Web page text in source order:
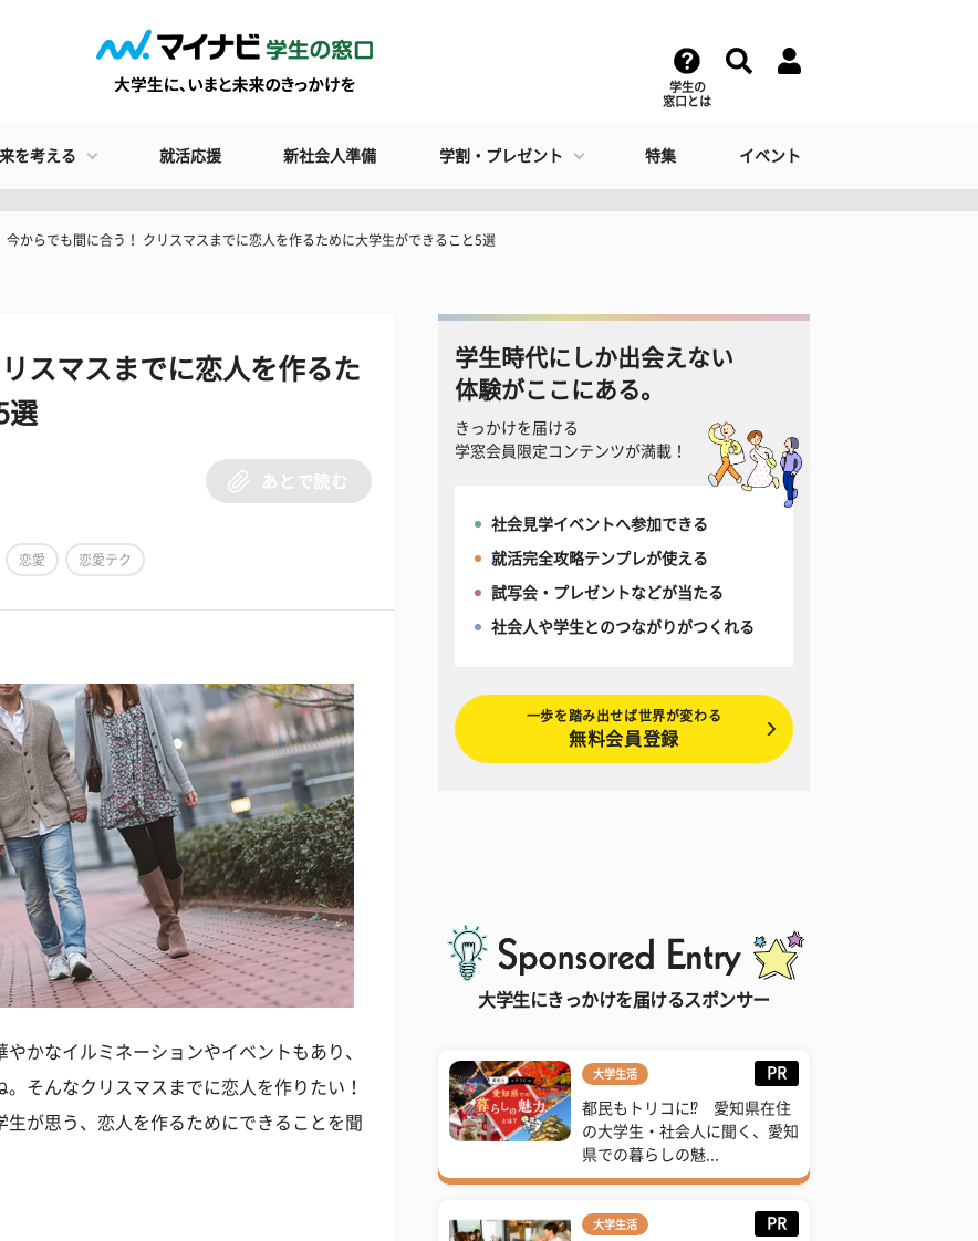
学生の
窓口とは
を考える 就活応援 新社会人準備 学割・プレゼント 特集 イベント
今からでも間に合う！ クリスマスまでに恋人を作るために大学生ができること5選
スマスまでに恋人を作るた
選
あとで読む
恋愛 恋愛テク
かなイルミネーションやイベントもあり、
そんなクリスマスまでに恋人を作りたい！
が思う、恋人を作るためにできることを聞
学生時代にしか出会えない
体験がここにある。
きっかけを届ける
学窓会員限定コンテンツが満載！
社会見学イベントへ参加できる
就活完全攻略テンプレが使える
試写会・プレゼントなどが当たる
社会人や学生とのつながりがつくれる
一歩を踏み出せば世界が変わる
無料会員登録
大学生にきっかけを届けるスポンサー
大学生活 PR
都民もトリコに⁉ 愛知県在住
の大学生・社会人に聞く、愛知
県での暮らしの魅...
大学生活 PR